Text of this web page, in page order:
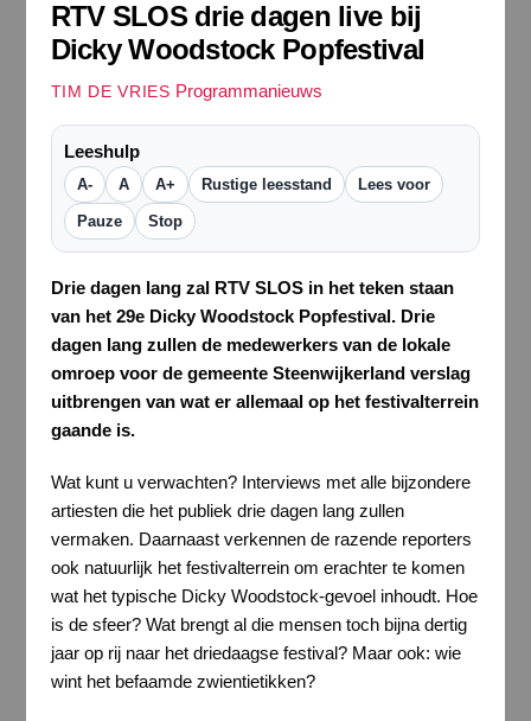
RTV SLOS drie dagen live bij
Dicky Woodstock Popfestival
TIM DE VRIES Programmanieuws
Leeshulp
A- A A+ Rustige leesstand Lees voor
Pauze Stop
Drie dagen lang zal RTV SLOS in het teken staan
van het 29e Dicky Woodstock Popfestival. Drie
dagen lang zullen de medewerkers van de lokale
omroep voor de gemeente Steenwijkerland verslag
uitbrengen van wat er allemaal op het festivalterrein
gaande is.
Wat kunt u verwachten? Interviews met alle bijzondere
artiesten die het publiek drie dagen lang zullen
vermaken. Daarnaast verkennen de razende reporters
ook natuurlijk het festivalterrein om erachter te komen
wat het typische Dicky Woodstock-gevoel inhoudt. Hoe
is de sfeer? Wat brengt al die mensen toch bijna dertig
jaar op rij naar het driedaagse festival? Maar ook: wie
wint het befaamde zwientietikken?